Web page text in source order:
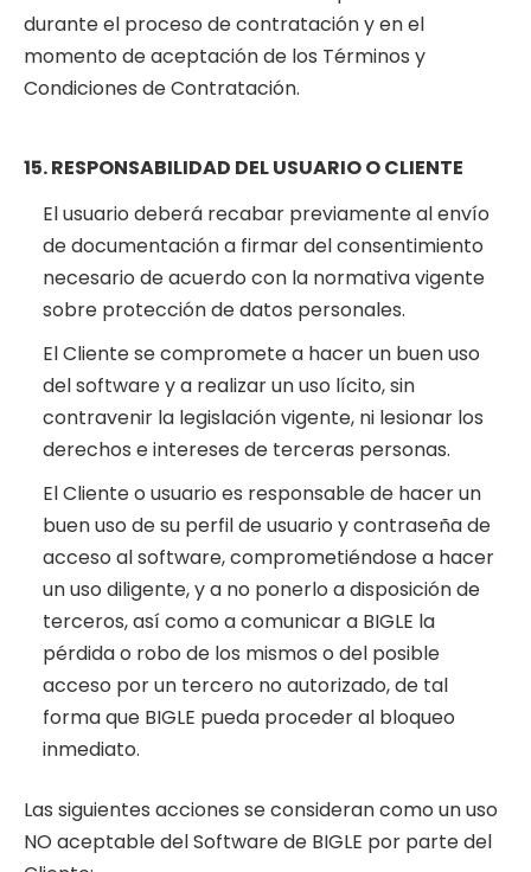
durante el proceso de contratación y en el
momento de aceptación de los Términos y
Condiciones de Contratación.
15. RESPONSABILIDAD DEL USUARIO O CLIENTE
El usuario deberá recabar previamente al envío
de documentación a firmar del consentimiento
necesario de acuerdo con la normativa vigente
sobre protección de datos personales.
El Cliente se compromete a hacer un buen uso
del software y a realizar un uso lícito, sin
contravenir la legislación vigente, ni lesionar los
derechos e intereses de terceras personas.
El Cliente o usuario es responsable de hacer un
buen uso de su perfil de usuario y contraseña de
acceso al software, comprometiéndose a hacer
un uso diligente, y a no ponerlo a disposición de
terceros, así como a comunicar a BIGLE la
pérdida o robo de los mismos o del posible
acceso por un tercero no autorizado, de tal
forma que BIGLE pueda proceder al bloqueo
inmediato.
Las siguientes acciones se consideran como un uso
NO aceptable del Software de BIGLE por parte del